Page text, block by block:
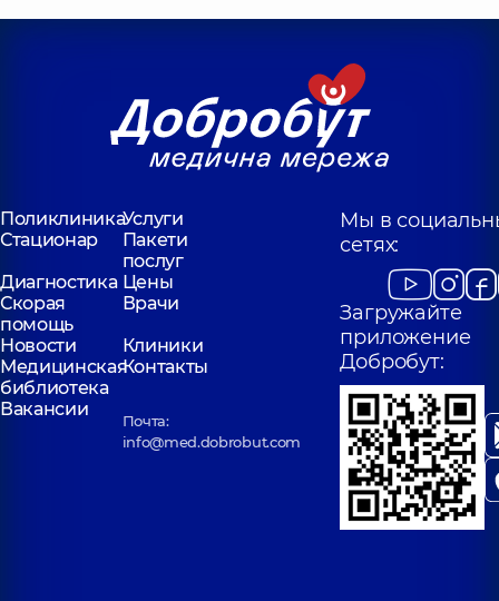
ПоликлиникаУслуги
Стационар
Пакети
послуг
Диагностика Цены
Скорая
помощь
Врачи
Новости
Клиники
Медицинская
библиотека
Контакты
Вакансии
Почта:
info@med.dobrobut.com
Мы в
сетях:
Загружайте
приложение
Добробут: